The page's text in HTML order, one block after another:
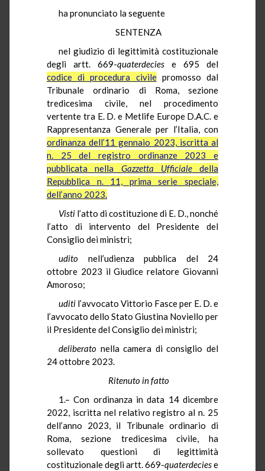
ha pronunciato la seguente
SENTENZA
nel giudizio di legittimità costituzionale
degli artt. 669-quaterdecies e 695 del
codice di procedura civilepromosso dal
Tribunale ordinario di Roma, sezione
tredicesima civile, nel procedimento
vertente tra E. D. e Metlife Europe D.A.C. e
Rappresentanza Generale per l’Italia, con
ordinanza dell’11 gennaio 2023, iscritta al
n. 25 del registro ordinanze 2023 e
pubblicata nella Gazzetta Ufficialedella
Repubblica n. 11, prima serie speciale,
dell’anno 2023.
Visti l’atto di costituzione di E. D., nonché
l’atto di intervento del Presidente del
Consiglio dei ministri;
udito nell’udienza pubblica del 24
ottobre 2023 il Giudice relatore Giovanni
Amoroso;
uditi l’avvocato Vittorio Fasce per E. D. e
l’avvocato dello Stato Giustina Noviello per
il Presidente del Consiglio dei ministri;
deliberato nella camera di consiglio del
24 ottobre 2023.
Ritenuto in fatto
1.– Con ordinanza in data 14 dicembre
2022, iscritta nel relativo registro al n. 25
dell’anno 2023, il Tribunale ordinario di
Roma, sezione tredicesima civile, ha
sollevato questioni di legittimità
costituzionale degli artt. 669-quaterdeciese